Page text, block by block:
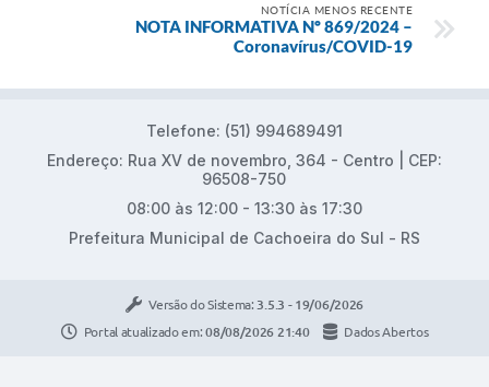
NOTÍCIA MENOS RECENTE
NOTA INFORMATIVA Nº 869/2024 –
Coronavírus/COVID-19
Telefone: (51) 994689491
Endereço: Rua XV de novembro, 364 - Centro | CEP:
96508-750
08:00 às 12:00 - 13:30 às 17:30
Prefeitura Municipal de Cachoeira do Sul - RS
Versão do Sistema: 3.5.3 - 19/06/2026
Portal atualizado em:08/08/2026 21:40 Dados Abertos